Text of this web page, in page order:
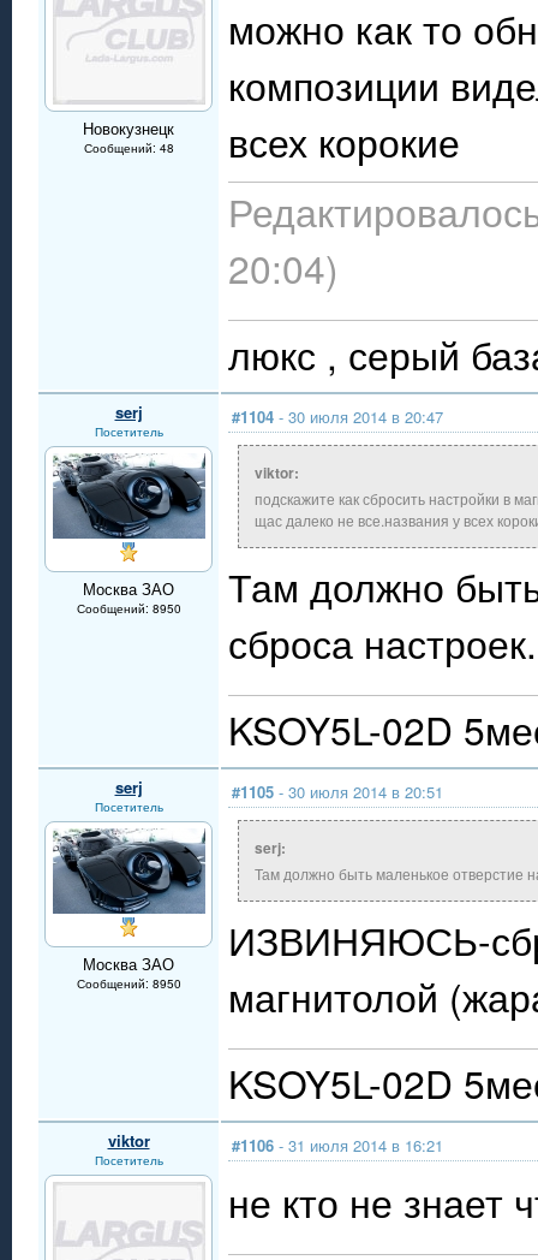
Новокузнецк
Сообщений: 48
можно как то
композиции
всех корокие
20:04)
люкс ,
serj
Посетитель
Москва ЗАО
Сообщений: 8950
#1104 - 30 июля 2014 в 20:47
viktor:
подскажите как сбросить настройки в
щас далеко не все.названия у всех
Там должно
сброса
KSOY5L-02D
serj
Посетитель
Москва ЗАО
Сообщений: 8950
#1105 - 30 июля 2014 в 20:51
serj:
Там должно быть маленькое отверстие
ИЗВИНЯЮСЬ-
магнитолой
KSOY5L-02D
viktor
Посетитель
#1106 - 31 июля 2014 в 16:21
не кто не знает